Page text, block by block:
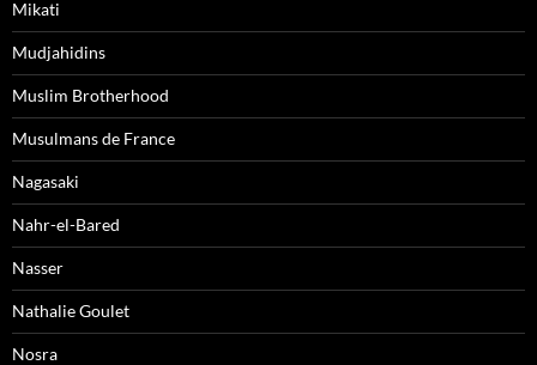
Mikati
Mudjahidins
Muslim Brotherhood
Musulmans de France
Nagasaki
Nahr-el-Bared
Nasser
Nathalie Goulet
Nosra